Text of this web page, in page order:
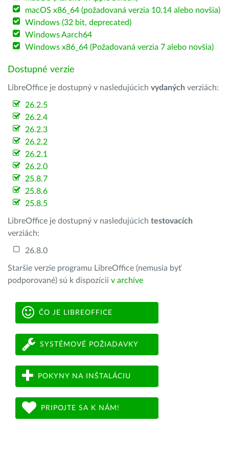
macOS x86_64 (požadovaná verzia 10.14 alebo novšia)
Windows (32 bit, deprecated)
Windows Aarch64
Windows x86_64 (Požadovaná verzia 7 alebo novšia)
Dostupné verzie
LibreOffice je dostupný v nasledujúcich vydaných verziách:
26.2.5
26.2.4
26.2.3
26.2.2
26.2.1
26.2.0
25.8.7
25.8.6
25.8.5
LibreOffice je dostupný v nasledujúcich testovacích
verziách:
26.8.0
Staršie verzie programu LibreOffice (nemusia byť
podporované) sú k dispozícii v archíve
ČO JE LIBREOFFICE
SYSTÉMOVÉ POŽIADAVKY
POKYNY NA INŠTALÁCIU
PRIPOJTE SA K NÁM!